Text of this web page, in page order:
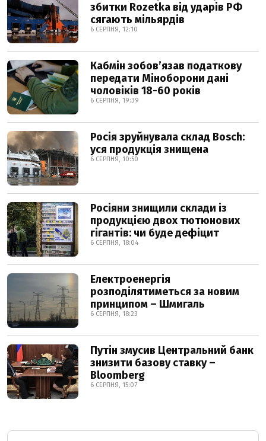
збитки Rozetka від ударів РФ
сягають мільярдів
6 СЕРПНЯ, 12:10
Кабмін зобовʼязав податкову
передати Міноборони дані
чоловіків 18-60 років
6 СЕРПНЯ, 19:39
Росія зруйнувала склад Bosch:
уся продукція знищена
6 СЕРПНЯ, 10:50
Росіяни знищили склади із
продукцією двох тютюнових
гігантів: чи буде дефіцит
6 СЕРПНЯ, 18:04
Електроенергія
розподілятиметься за новим
принципом – Шмигаль
6 СЕРПНЯ, 18:23
Путін змусив Центральний банк
знизити базову ставку –
Bloomberg
6 СЕРПНЯ, 15:07